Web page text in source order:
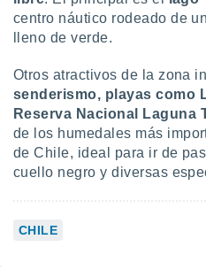
centro náutico rodeado de
lleno de verde.
Otros atractivos de la zona
senderismo, playas como
Reserva Nacional Laguna
de los humedales más
de Chile, ideal para ir de
cuello negro y diversas
CHILE